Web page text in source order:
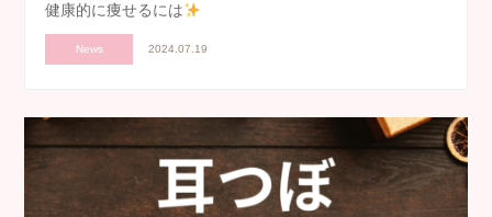
健康的に痩せるには
News 2024.07.19